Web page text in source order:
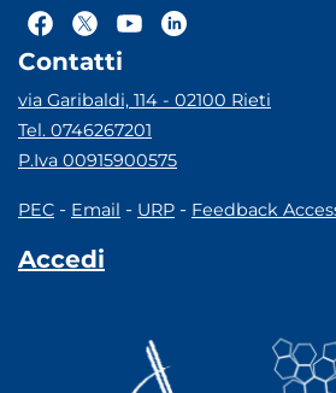
Contatti
via Garibaldi, 114 - 02100 Rieti
Tel. 0746267201
P.Iva 00915900575
PEC - Email - URP - Feedback
Accedi